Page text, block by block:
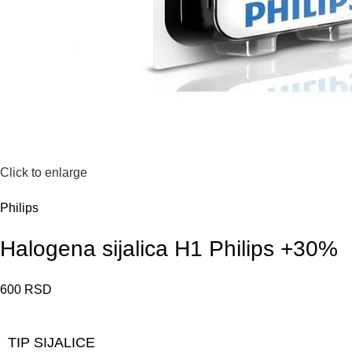
Click to enlarge
Philips
Halogena sijalica H1 Philips +30%
600 RSD
TIP SIJALICE